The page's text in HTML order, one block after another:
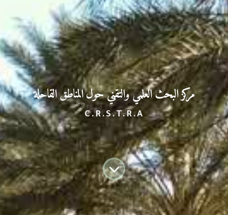
مركز البحث العلميوالتقني حول المناطق القاحلة
C.R.S.T.R.A